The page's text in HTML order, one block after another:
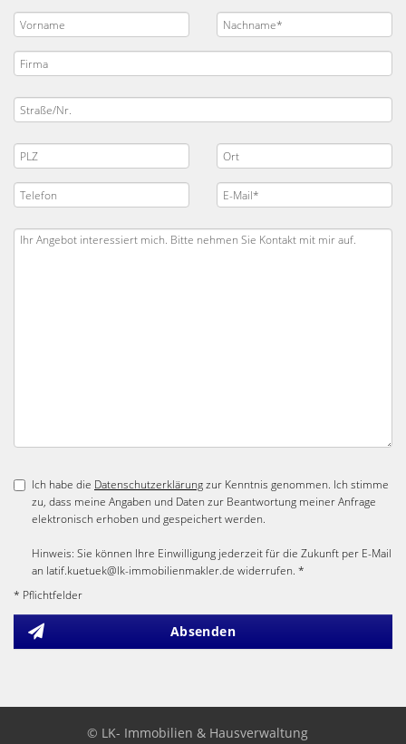
Ich habe die Datenschutzerklärungzur Kenntnis genommen. Ich stimme
zu, dass meine Angaben und Daten zur Beantwortung meiner Anfrage
elektronisch erhoben und gespeichert werden.
Hinweis: Sie können Ihre Einwilligung jederzeit für die Zukunft per E-Mail
an latif.kuetuek@lk-immobilienmakler.de widerrufen. *
* Pflichtfelder
Absenden
© LK- Immobilien & Hausverwaltung